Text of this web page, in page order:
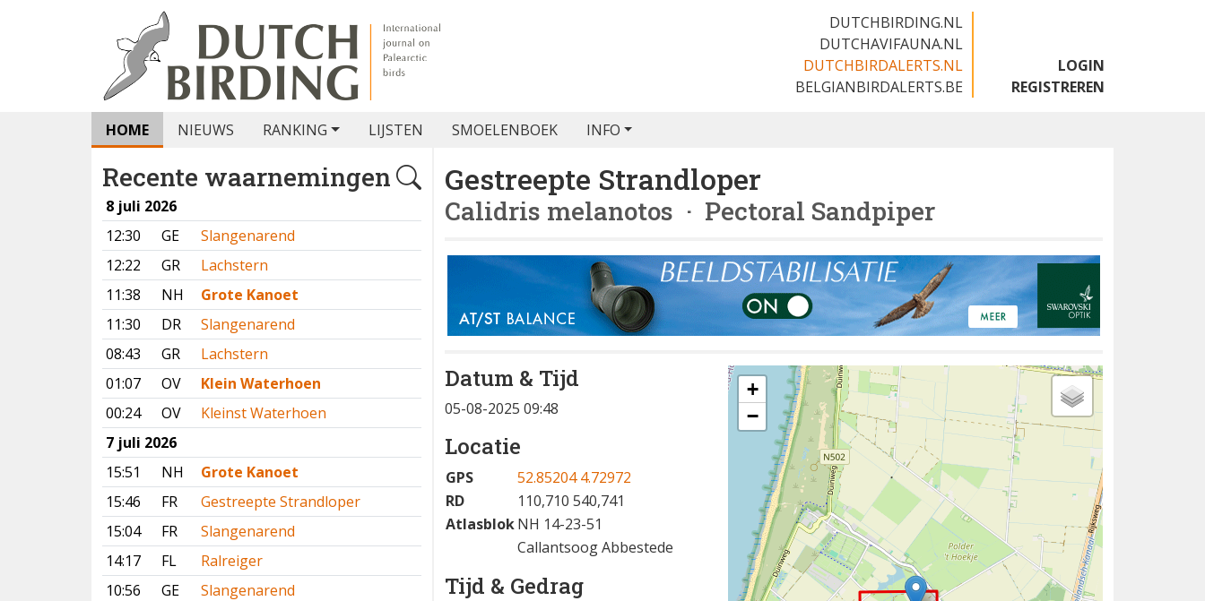
DUTCHBIRDING.NL
DUTCHAVIFAUNA.NL
DUTCHBIRDALERTS.NL
BELGIANBIRDALERTS.BE
LOGIN
REGISTREREN
HOME NIEUWS RANKING LIJSTEN SMOELENBOEK INFO
Recente waarnemingen
8 juli 2026
12:30
GE
Slangenarend
12:22
GR
Lachstern
11:38
NH
Grote Kanoet
11:30
DR
Slangenarend
08:43
GR
Lachstern
01:07
OV
Klein Waterhoen
00:24
OV
Kleinst Waterhoen
7 juli 2026
15:51
NH
Grote Kanoet
15:46
FR
Gestreepte Strandloper
15:04
FR
Slangenarend
14:17
FL
Ralreiger
10:56
GE
Slangenarend
Gestreepte Strandloper
Calidris melanotos · Pectoral Sandpiper
Datum & Tijd
05-08-2025 09:48
Locatie
GPS
52.85204 4.72972
RD
110,710 540,741
AtlasblokNH 14-23-51
Callantsoog Abbestede
Tijd & Gedrag
+
−